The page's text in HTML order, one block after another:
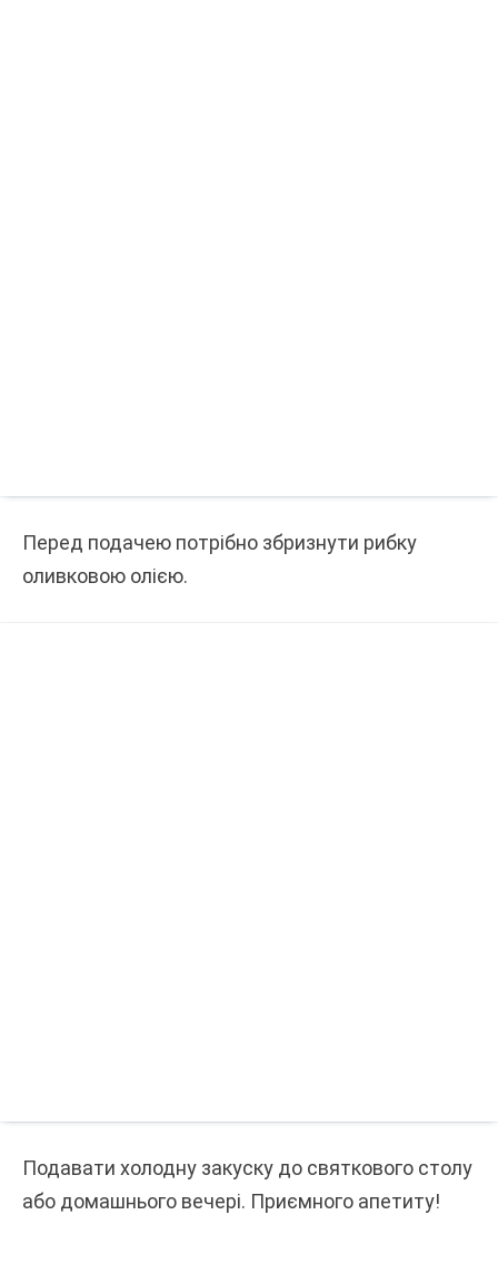
Перед подачею потрібно збризнути рибку
оливковою олією.
Подавати холодну закуску до святкового столу
або домашнього вечері. Приємного апетиту!